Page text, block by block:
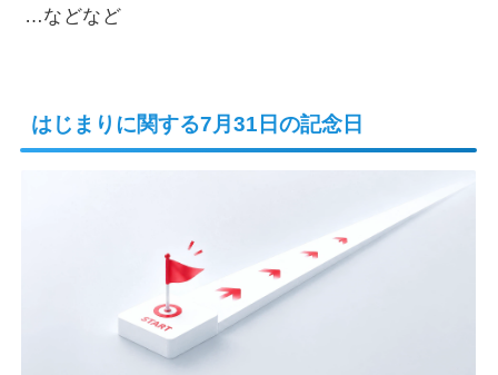
…などなど
はじまりに関する7月31日の記念日